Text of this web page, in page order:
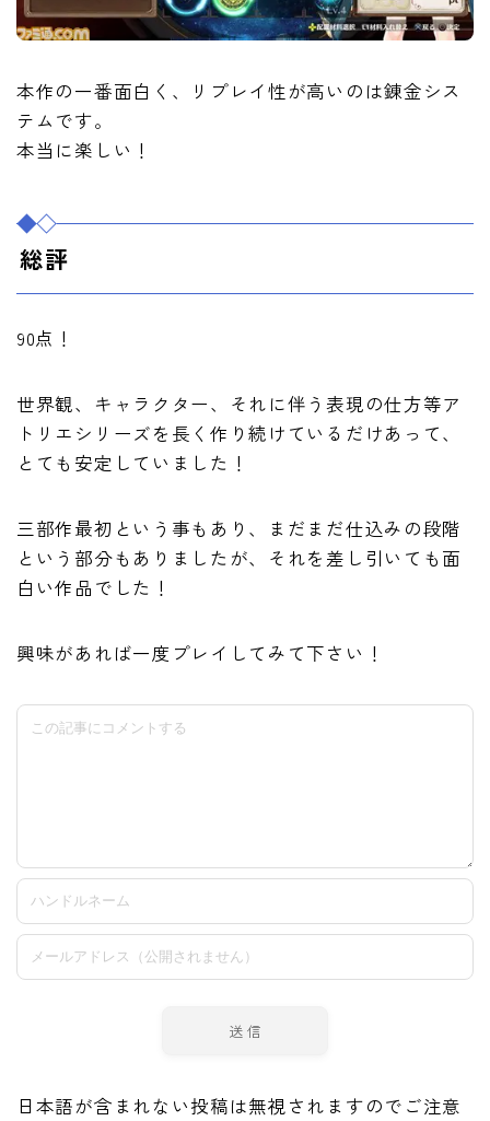
本作の一番面白く、リプレイ性が高いのは錬金シス
テムです。
本当に楽しい！
総評
90点！
世界観、キャラクター、それに伴う表現の仕方等ア
トリエシリーズを長く作り続けているだけあって、
とても安定していました！
三部作最初という事もあり、まだまだ仕込みの段階
という部分もありましたが、それを差し引いても面
白い作品でした！
興味があれば一度プレイしてみて下さい！
日本語が含まれない投稿は無視されますのでご注意